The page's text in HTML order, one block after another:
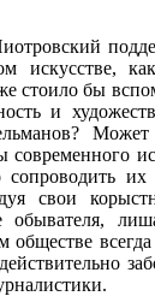
искусстве,
бы
и
современного
свои
всегда